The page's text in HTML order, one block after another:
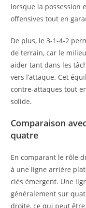
lorsque la possession
offensives tout en
De plus, le 3-1-4-2
de terrain, car le
aider tant dans les
vers l’attaque. Cet
contre-attaques tout
solide.
Comparaison
quatre
En comparant le rôle
à une ligne arrière
clés émergent. Une
généralement sur
droite, ce qui peut